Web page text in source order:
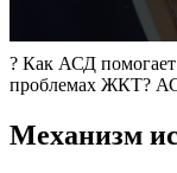
? Как АСД помогает
проблемах ЖКТ?
Механизм